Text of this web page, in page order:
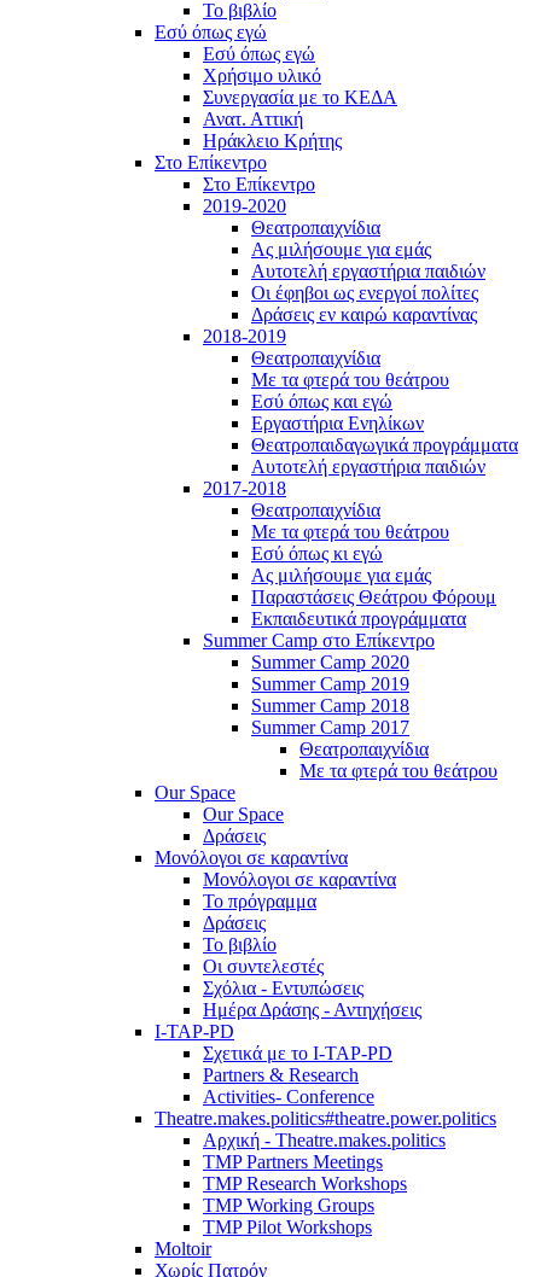
To βιβλίο
Εσύ όπως εγώ
Εσύ όπως εγώ
Χρήσιμο υλικό
Συνεργασία με το ΚΕΔΑ
Ανατ. Αττική
Ηράκλειο Κρήτης
Στο Επίκεντρο
Στο Επίκεντρο
2019-2020
Θεατροπαιχνίδια
Ας μιλήσουμε για εμάς
Αυτοτελή εργαστήρια παιδιών
Οι έφηβοι ως ενεργοί πολίτες
Δράσεις εν καιρώ καραντίνας
2018-2019
Θεατροπαιχνίδια
Με τα φτερά του θεάτρου
Εσύ όπως και εγώ
Εργαστήρια Ενηλίκων
Θεατροπαιδαγωγικά προγράμματα
Αυτοτελή εργαστήρια παιδιών
2017-2018
Θεατροπαιχνίδια
Με τα φτερά του θεάτρου
Εσύ όπως κι εγώ
Ας μιλήσουμε για εμάς
Παραστάσεις Θεάτρου Φόρουμ
Εκπαιδευτικά προγράμματα
Summer Camp στο Επίκεντρο
Summer Camp 2020
Summer Camp 2019
Summer Camp 2018
Summer Camp 2017
Θεατροπαιχνίδια
Με τα φτερά του θεάτρου
Our Space
Our Space
Δράσεις
Μονόλογοι σε καραντίνα
Μονόλογοι σε καραντίνα
Το πρόγραμμα
Δράσεις
Το βιβλίο
Οι συντελεστές
Σχόλια - Εντυπώσεις
Ημέρα Δράσης - Αντηχήσεις
I-TAP-PD
Σχετικά με το I-TAP-PD
Partners & Research
Activities- Conference
Theatre.makes.politics#theatre.power.politics
Αρχική - Theatre.makes.politics
TMP Partners Meetings
TMP Research Workshops
TMP Working Groups
TMP Pilot Workshops
Moltoir
Χωρίς Πατρόν